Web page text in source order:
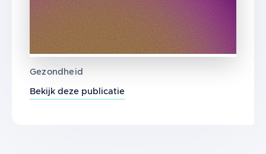
Gezondheid
Bekijk deze publicatie